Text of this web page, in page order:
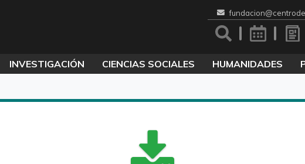
INVESTIGACIÓN CIENCIAS SOCIALES HUMANIDADES